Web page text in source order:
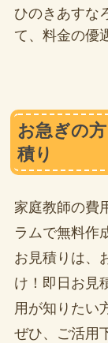
ひのきあすな
て、料金の優
お急ぎの
積り
家庭教師の費
ラムで無料作
お見積りは、
け！即日お見
用が知りたい
ぜひ、ご活用